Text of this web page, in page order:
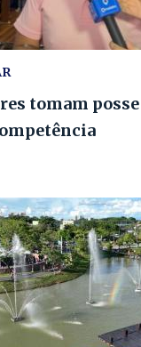
tomam posse